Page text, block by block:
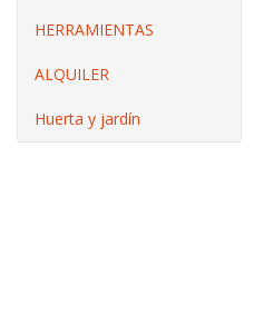
HERRAMIENTAS
ALQUILER
Huerta y jardín